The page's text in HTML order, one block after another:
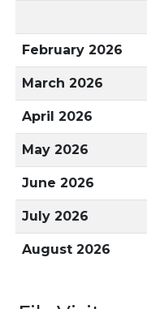
February 2026
March 2026
April 2026
May 2026
June 2026
July 2026
August 2026